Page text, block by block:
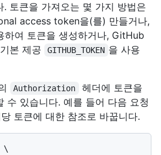
. 토큰을 가져오는 몇 가지 방법은
access token을(를) 만들거나,
여 토큰을 생성하거나, GitHub
본 제공
GITHUB_TOKEN 을 사용
Authorization
헤더에 토큰을
수 있습니다. 예를 들어 다음 요청
토큰에 대한 참조로 바꿉니다.
\